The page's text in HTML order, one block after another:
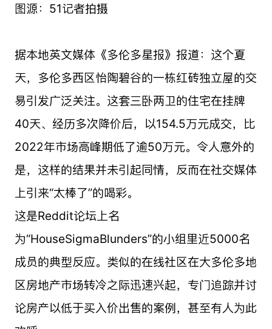
图源：51记者拍摄
据本地英文媒体《多伦多星报》报道：这个夏
天，多伦多西区怡陶碧谷的一栋红砖独立屋的交
易引发广泛关注。这套三卧两卫的住宅在挂牌
40天、经历多次降价后，以154.5万元成交，比
2022年市场高峰期低了逾50万元。令人意外的
是，这样的结果并未引起同情，反而在社交媒体
上引来“太棒了”的喝彩。
这是Reddit论坛上名
为“HouseSigmaBlunders”的小组里近5000名
成员的典型反应。类似的在线社区在大多伦多地
区房地产市场转冷之际迅速兴起，专门追踪并讨
论房产以低于买入价出售的案例，甚至有人为此